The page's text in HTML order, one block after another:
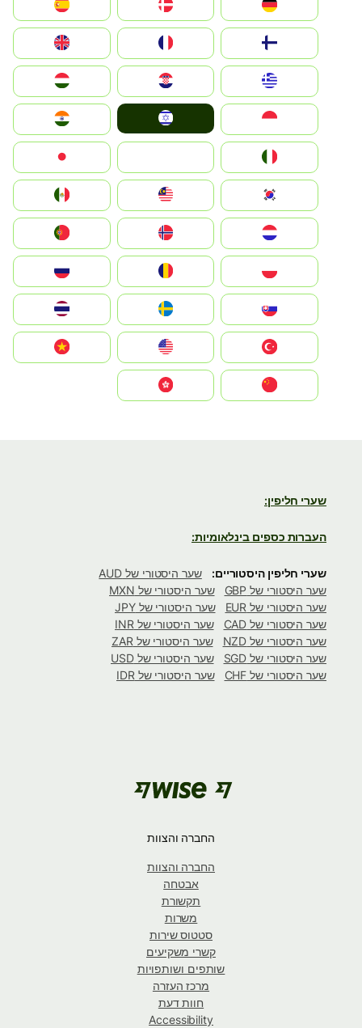
Deutschland
Denmark
United Kingdom
Hrvatska
Magyarország
Indonesia
South Korea
Nederland
Portugal
România
Slovensko
United States
Vietnam
שערי חליפין:
העברות כספים בינלאומיות:
שערי חליפין היסטוריים:
שער היסטורי של AUD
שער היסטורי של GBP
שער היסטורי של MXN
שער היסטורי של EUR
שער היסטורי של JPY
שער היסטורי של CAD
שער היסטורי של INR
שער היסטורי של NZD
שער היסטורי של ZAR
שער היסטורי של SGD
שער היסטורי של USD
שער היסטורי של CHF
שער היסטורי של IDR
החברה והצוות
החברה והצוות
אבטחה
תקשורת
משרות
סטטוס שירות
קשרי משקיעים
שותפים ושותפויות
מרכז העזרה
חוות דעת
Accessibility